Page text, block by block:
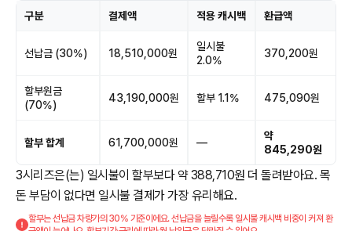
구분 결제액 적용 캐시백 환급액
선납금 (30%) 18,510,000원
일시불
2.0%
370,200원
할부원금
(70%)
43,190,000원 할부 1.1% 475,090원
할부 합계 61,700,000원 —
약
845,290원
3시리즈은(는) 일시불이 할부보다 약 388,710원 더 돌려받아요. 목
돈 부담이 없다면 일시불 결제가 가장 유리해요.
할부는 선납금 차량가의 30% 기준이에요. 선납금을 늘릴수록 일시불 캐시백 비중이 커져 환